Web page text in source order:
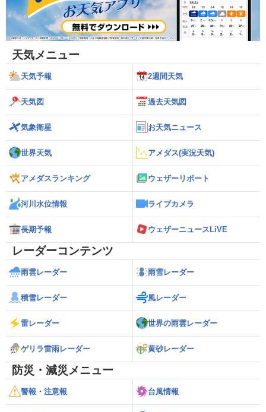
天気メニュー
天気予報 2週間天気
天気図 過去天気図
気象衛星 お天気ニュース
世界天気 アメダス(実況天気)
アメダスランキング ウェザーリポート
河川水位情報 ライブカメラ
長期予報 ウェザーニュースLiVE
レーダーコンテンツ
雨雲レーダー 雨雪レーダー
積雪レーダー 風レーダー
雷レーダー 世界の雨雲レーダー
ゲリラ雷雨レーダー 黄砂レーダー
防災・減災メニュー
警報・注意報 台風情報